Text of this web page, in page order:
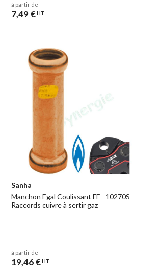
à partir de
7,49 €HT
Sanha
Manchon Egal Coulissant FF - 10270S -
Raccords cuivre à sertir gaz
à partir de
19,46 €HT